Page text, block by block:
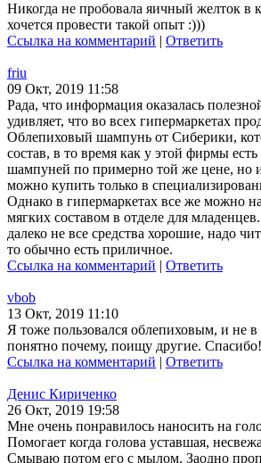
Никогда не пробовала яичный желток в
хочется провести такой опыт :)))
Ссылка на комментарий
Ответить
friu
09 Окт, 2019 11:58
Рада, что информация оказалась
удивляет, что во всех гипермаркетах
Облепиховый шампунь от Сиберики,
состав, в то время как у этой фирмы
шампуней по примерно той же цене, но
можно купить только в
Однако в гипермаркетах все же можно
мягких составом в отделе для
далеко не все средства хорошие, надо
то обычно есть приличное.
Ссылка на комментарий
Ответить
vbob
13 Окт, 2019 11:10
Я тоже пользовался облепиховым, и не в
понятно почему, поищу другие. Спасибо!
Ссылка на комментарий
Ответить
Денис Кириченко
26 Окт, 2019 19:58
Мне очень понравилось наносить на
Помогает когда голова уставшая,
Смываю потом его с мылом. Заодно